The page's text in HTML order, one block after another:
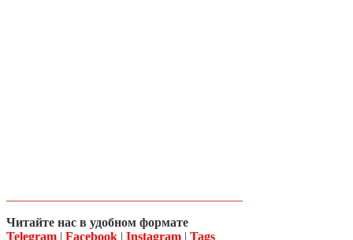
Читайте нас в удобном формате
Telegram | Facebook | Instagram | Tags